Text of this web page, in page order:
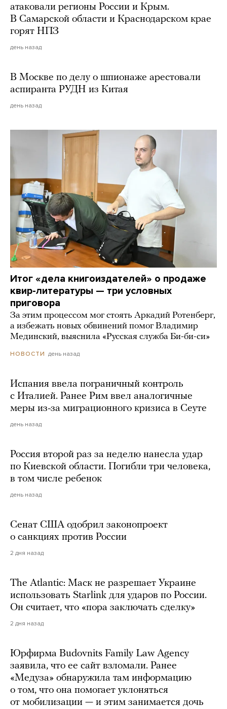
атаковали регионы России и Крым.
В Самарской области и Краснодарском крае
горят НПЗ
день назад
В Москве по делу о шпионаже арестовали
аспиранта РУДН из Китая
день назад
Итог «дела книгоиздателей» о продаже
квир-литературы — три условных
приговора
За этим процессом мог стоять Аркадий Ротенберг,
а избежать новых обвинений помог Владимир
Мединский, выяснила «Русская служба Би-би-си»
НОВОСТИ день назад
Испания ввела пограничный контроль
с Италией. Ранее Рим ввел аналогичные
меры из-за миграционного кризиса в Сеуте
день назад
Россия второй раз за неделю нанесла удар
по Киевской области. Погибли три человека,
в том числе ребенок
день назад
Сенат США одобрил законопроект
о санкциях против России
2 дня назад
The Atlantic: Маск не разрешает Украине
использовать Starlink для ударов по России.
Он считает, что «пора заключать сделку»
2 дня назад
Юрфирма Budovnits Family Law Agency
заявила, что ее сайт взломали. Ранее
«Медуза» обнаружила там информацию
о том, что она помогает уклоняться
от мобилизации — и этим занимается дочь